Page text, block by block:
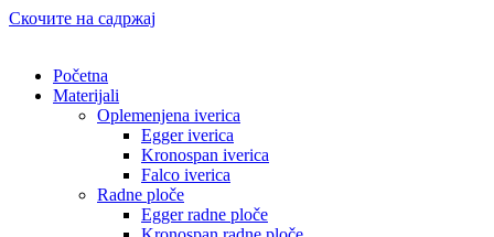
Скочите на садржај
Početna
Materijali
Oplemenjena iverica
Egger iverica
Kronospan iverica
Falco iverica
Radne ploče
Egger radne ploče